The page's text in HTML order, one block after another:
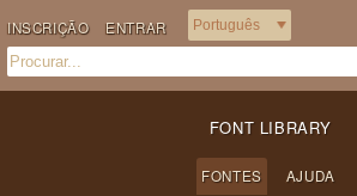
INSCRIÇÃO ENTRAR
FONT LIBRARY
FONTES AJUDA